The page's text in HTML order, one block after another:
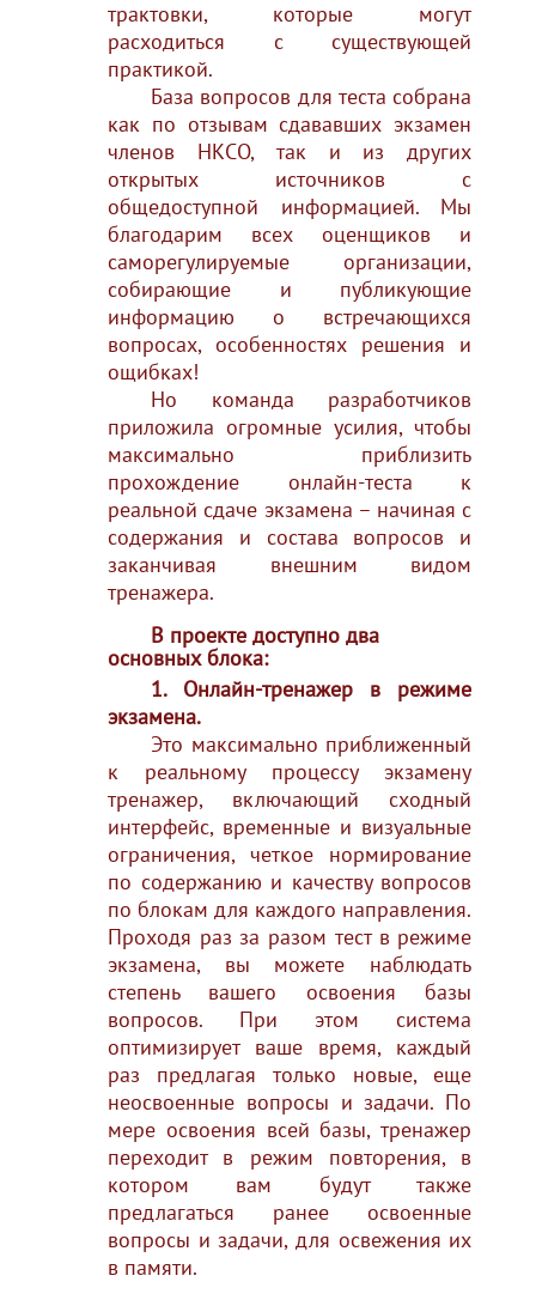
трактовки, которые могут
расходиться с существующей
практикой.
База вопросов для теста собрана
как по отзывам сдававших экзамен
членов НКСО, так и из других
открытых источников с
общедоступной информацией. Мы
благодарим всех оценщиков и
саморегулируемые организации,
собирающие и публикующие
информацию о встречающихся
вопросах, особенностях решения и
ощибках!
Но команда разработчиков
приложила огромные усилия, чтобы
максимально приблизить
прохождение онлайн-теста к
реальной сдаче экзамена – начиная с
содержания и состава вопросов и
заканчивая внешним видом
тренажера.
В проекте доступно два
основных блока:
1. Онлайн-тренажер в режиме
экзамена.
Это максимально приближенный
к реальному процессу экзамену
тренажер, включающий сходный
интерфейс, временные и визуальные
ограничения, четкое нормирование
по содержанию и качеству вопросов
по блокам для каждого направления.
Проходя раз за разом тест в режиме
экзамена, вы можете наблюдать
степень вашего освоения базы
вопросов. При этом система
оптимизирует ваше время, каждый
раз предлагая только новые, еще
неосвоенные вопросы и задачи. По
мере освоения всей базы, тренажер
переходит в режим повторения, в
котором вам будут также
предлагаться ранее освоенные
вопросы и задачи, для освежения их
в памяти.